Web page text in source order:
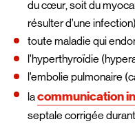
du cœur, soit du
résulter d’une
toute maladie qui
l’hyperthyroïdie
l’embolie pulmonaire
lacommunication
septale corrigée durant